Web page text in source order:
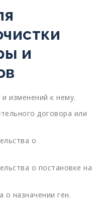
и
изменений к нему.
договора или
о
о постановке на
о назначении ген.